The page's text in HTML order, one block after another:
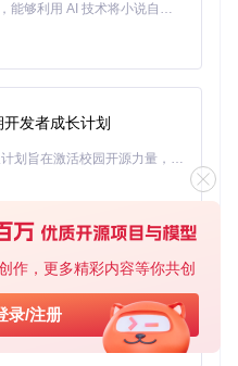
作，更多精彩内容等你共创
录/注册
Toonflow 是一款 AI 短剧漫剧工具，能够利用 AI 技术将小说自动转化为剧本，并结合 AI 生成的图片和视频，实现高效的短剧创作。借助 Toonflow，可以轻松完成从文字到影像的全流程，让短剧制作变得更加智能与便捷。
发者成长计划
「源启盛夏」暑期校园开发者成长计划旨在激活校园开源力量，通过积分激励、认证扶持、资源倾斜等形式，引导高校组织和开发者完成「入驻 — 建项目 — 做贡献 — 获认证 — 得资源」的完整闭环。无论你是想带领社团入驻平台的组织者，还是希望用代码贡献证明自己的开发者，都能在这里找到属于你的成长路径。
免费、本地、开源的 24/7 全天候 Cowork 应用，以及适用于 Gemini CLI、Claude Code、Codex、OpenCode、Qwen Code、Goose CLI、Auggie 等的 OpenClaw | 🌟 喜欢就点star吧